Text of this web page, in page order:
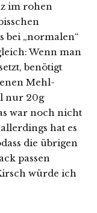
im rohen
bei „normalen“
Wenn man
benötigt
Mehl-
nur 20g
war noch nicht
hat es
die übrigen
passen
würde ich